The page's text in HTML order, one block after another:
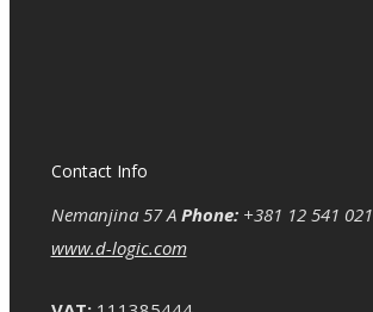
Contact Info
Nemanjina 57 A Phone:+381 12 541 021
www.d-logic.com